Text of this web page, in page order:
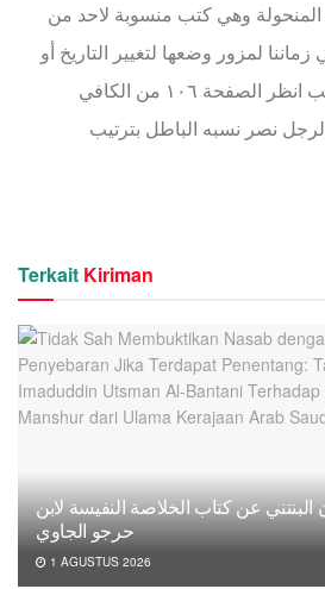
المنحولة وهي كتب منسوبة لاحد من
لمزور وضعها لتغيير التاريخ أو
لادخال الدخلاء في النسب انظر الصفحة ١٠٦ من الكافي
لرجل نصر نسبه الباطل بترتيب
Terkait Kiriman
عن كتاب الخلاصة النفيسة لابن
حرجو الجاوي
1 AGUSTUS 2026